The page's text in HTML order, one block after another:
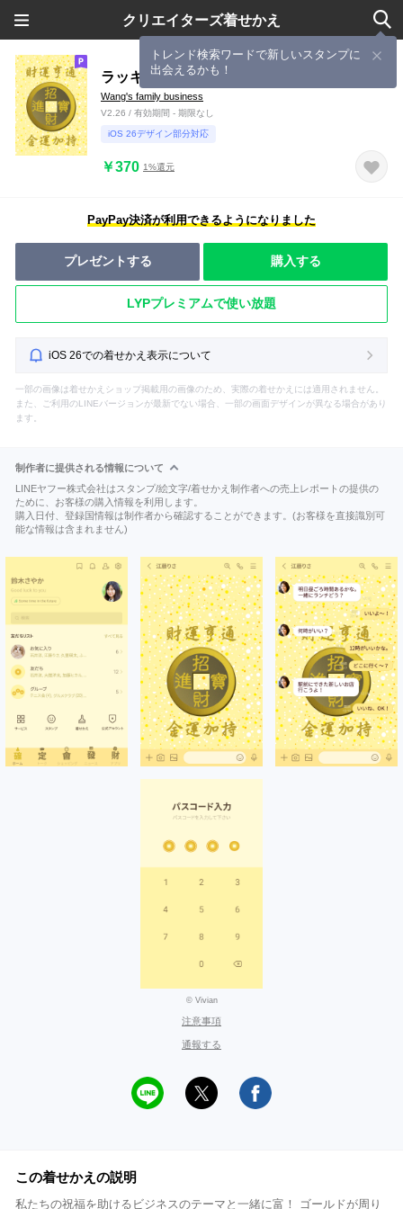
クリエイターズ着せかえ
トレンド検索ワードで新しいスタンプに
出会えるかも！
ラッキーフォーチュン金運 - 黄色
Wang's family business
V2.26 / 有効期間 - 期限なし
iOS 26デザイン部分対応
￥370 1%還元
PayPay決済が利用できるようになりました
プレゼントする 購入する
LYPプレミアムで使い放題
iOS 26での着せかえ表示について
一部の画像は着せかえショップ掲載用の画像のため、実際の着せかえには適用されません。
また、ご利用のLINEバージョンが最新でない場合、一部の画面デザインが異なる場合があり
ます。
制作者に提供される情報について
LINEヤフー株式会社はスタンプ/絵文字/着せかえ制作者への売上レポートの提供の
ために、お客様の購入情報を利用します。
購入日付、登録国情報は制作者から確認することができます。(お客様を直接識別可
能な情報は含まれません)
© Vivian
注意事項
通報する
この着せかえの説明
私たちの祝福を助けるビジネスのテーマと一緒に富！ ゴールドが周り